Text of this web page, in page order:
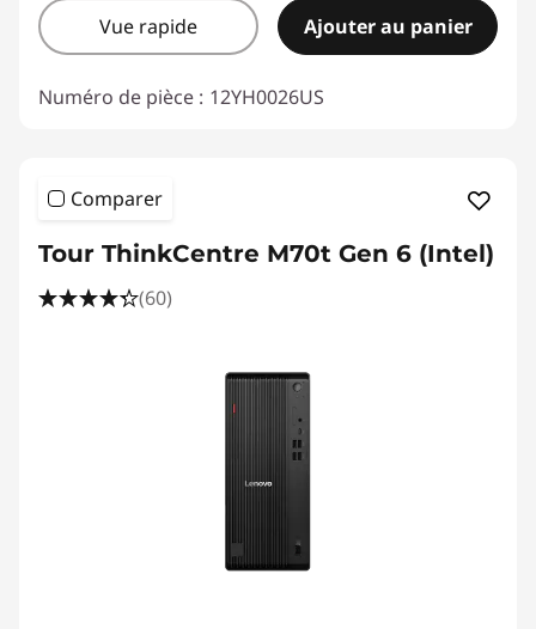
Vue rapide Ajouter au panier
Numéro de pièce : 12YH0026US
Comparer
Tour ThinkCentre M70t Gen 6 (Intel)
(60)